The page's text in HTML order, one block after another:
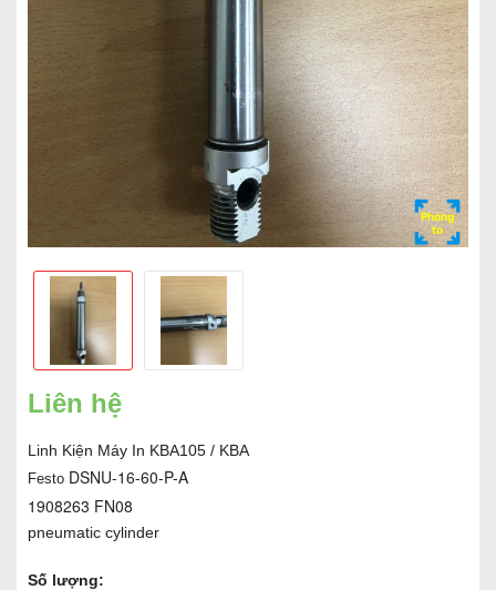
Phóng
to
Liên hệ
Linh Kiện Máy In KBA105 / KBA
Festo DSNU-16-60-P-A
1908263 FN08
pneumatic cylinder
Số lượng: